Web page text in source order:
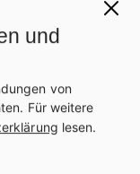
und
von
Für weitere
lesen.